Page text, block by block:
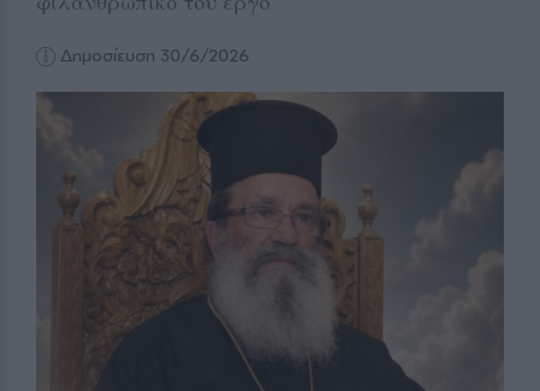
Δημοσίευση 30/6/2026